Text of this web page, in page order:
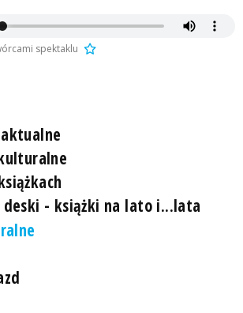
spektaklu
deski - książki na lato i...lata